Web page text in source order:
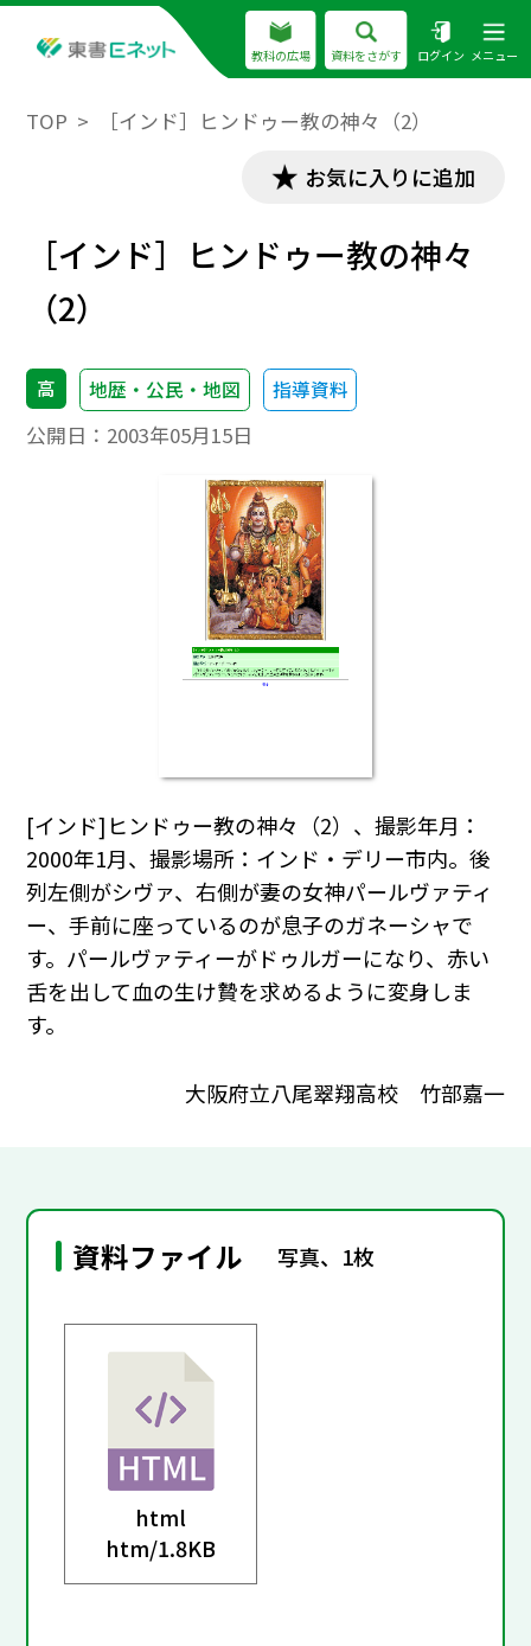
教科の広場 資料をさがす ログイン メニュー
TOP ［インド］ヒンドゥー教の神々（2）
お気に入りに追加
［インド］ヒンドゥー教の神々
（2）
高 地歴・公民・地図 指導資料
公開日： 2003年05月15日
[インド]ヒンドゥー教の神々（2）、撮影年月：
2000年1月、撮影場所：インド・デリー市内。後
列左側がシヴァ、右側が妻の女神パールヴァティ
ー、手前に座っているのが息子のガネーシャで
す。パールヴァティーがドゥルガーになり、赤い
舌を出して血の生け贄を求めるように変身しま
す。
大阪府立八尾翠翔高校 竹部嘉一
資料ファイル 写真、1枚
html
htm/1.8KB